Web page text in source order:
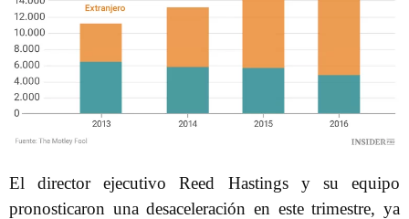
El director ejecutivo Reed Hastings y su equipo
pronosticaron una desaceleración en este trimestre, ya